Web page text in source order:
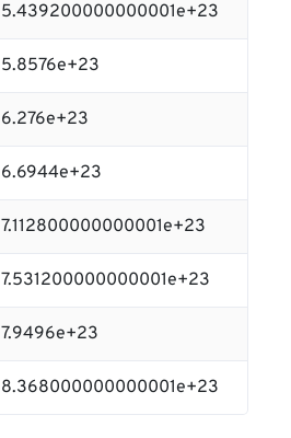
5.439200000000001e+23
5.8576e+23
6.276e+23
6.6944e+23
7.112800000000001e+23
7.531200000000001e+23
7.9496e+23
8.368000000000001e+23